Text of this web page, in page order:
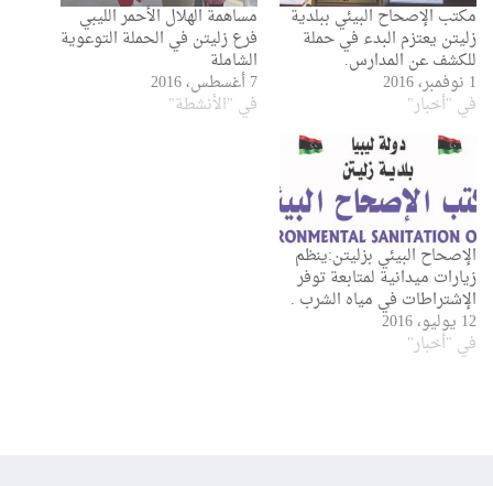
مكتب الإصحاح البيئي ببلدية
زليتن يعتزم البدء في حملة
للكشف عن المدارس.
1 نوفمبر، 2016
في "أخبار"
مساهمة الهلال الأحمر الليبي
فرع زليتن في الحملة التوعوية
الشاملة
7 أغسطس، 2016
في "الأنشطة"
الإصحاح البيئي بزليتن:ينظم
زيارات ميدانية لمتابعة توفر
الإشتراطات في مياه الشرب .
12 يوليو، 2016
في "أخبار"